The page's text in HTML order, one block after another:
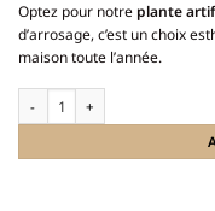
Optez pour notre plante
d’arrosage, c’est un choix
maison toute l’année.